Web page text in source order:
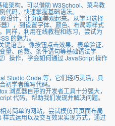
架构。可以借助 W3School、菜鸟教
代码，快速掌握基础语法。
设计，让页面美观起来。从学习选择
），到设置字体、颜色、布局等样式
同样，利用在线教程和练习，尝试为
的魅力。
语言。像按钮点击效果、表单验证、
量、函数、条件语句等基础语法学
操作，学会如何通过 JavaScript 操作
Studio Code 等，它们轻巧灵活，具
初学者编写代码。
浏览器自带的开发者工具十分强大，
代码，帮助我们发现并解决问题。
对简单的网站，尝试模仿其页面布局
式运用以及交互效果实现方式，通过